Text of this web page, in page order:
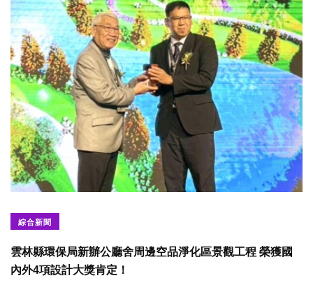
綜合新聞
雲林縣環保局新辦公廳舍周邊空品淨化區景觀工程 榮獲國
內外4項設計大獎肯定！